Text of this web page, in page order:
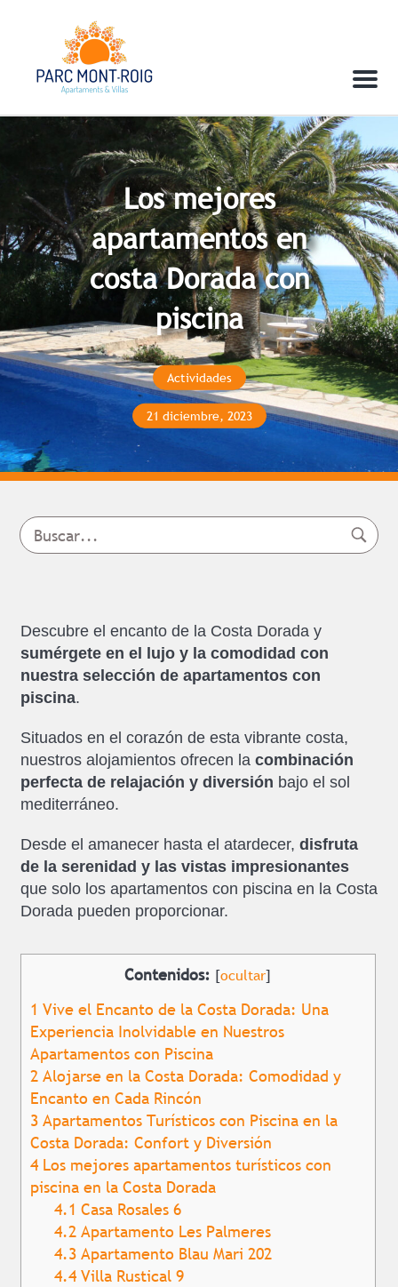
Menu
Los mejores
apartamentos en
costa Dorada con
piscina
Actividades
21 diciembre, 2023
Descubre el encanto de la Costa Dorada y
sumérgete en el lujo y la comodidad con
nuestra selección de apartamentos con
piscina.
Situados en el corazón de esta vibrante costa,
nuestros alojamientos ofrecen la combinación
perfecta de relajación y diversión bajo el sol
mediterráneo.
Desde el amanecer hasta el atardecer, disfruta
de la serenidad y las vistas impresionantes
que solo los apartamentos con piscina en la Costa
Dorada pueden proporcionar.
Contenidos: [ocultar]
1 Vive el Encanto de la Costa Dorada: Una
Experiencia Inolvidable en Nuestros
Apartamentos con Piscina
2Alojarse en la Costa Dorada: Comodidad y
Encanto en Cada Rincón
3Apartamentos Turísticos con Piscina en la
Costa Dorada: Confort y Diversión
4Los mejores apartamentos turísticos con
piscina en la Costa Dorada
4.1 Casa Rosales 6
4.2Apartamento Les Palmeres
4.3Apartamento Blau Mari 202
4.4Villa Rustical 9